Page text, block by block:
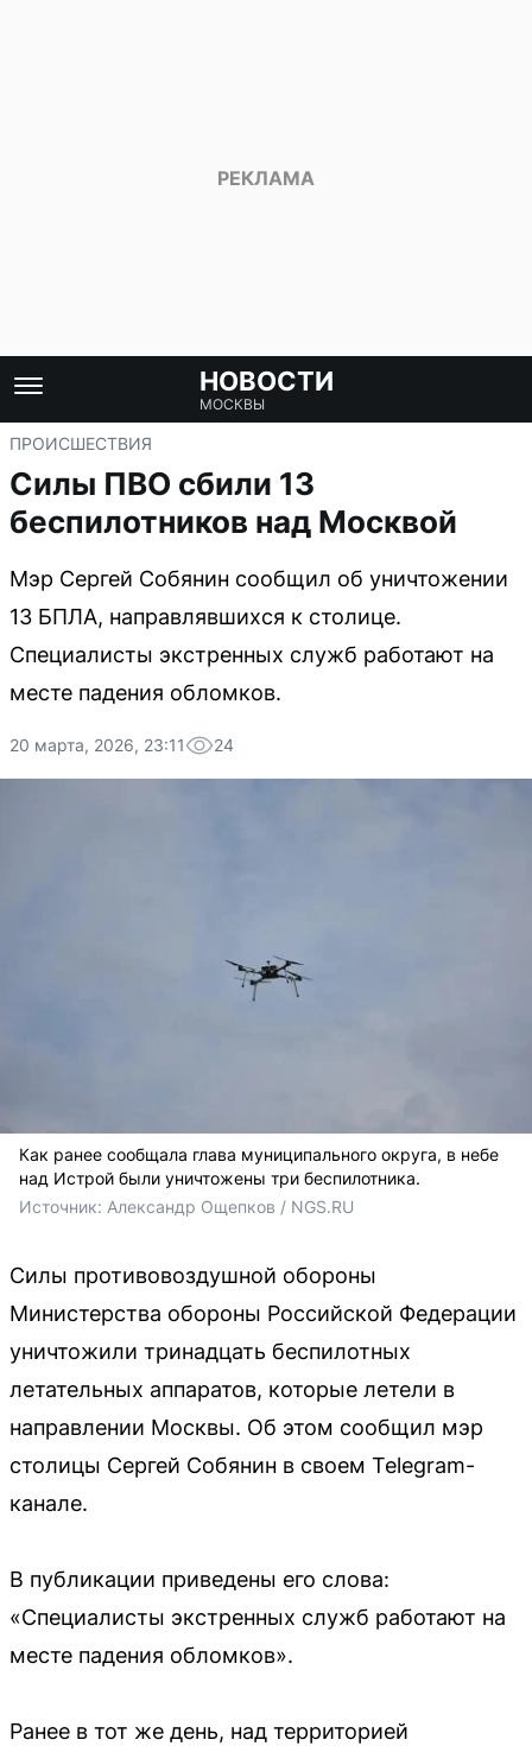
НОВОСТИ
МОСКВЫ
ПРОИСШЕСТВИЯ
Силы ПВО сбили 13
беспилотников над Москвой
Мэр Сергей Собянин сообщил об уничтожении
13 БПЛА, направлявшихся к столице.
Специалисты экстренных служб работают на
месте падения обломков.
20 марта, 2026, 23:11 24
Как ранее сообщала глава муниципального округа, в небе
над Истрой были уничтожены три беспилотника.
Источник: Александр Ощепков / NGS.RU
Силы противовоздушной обороны
Министерства обороны Российской Федерации
уничтожили тринадцать беспилотных
летательных аппаратов, которые летели в
направлении Москвы. Об этом сообщил мэр
столицы Сергей Собянин в своем Telegram-
канале.
В публикации приведены его слова:
«Специалисты экстренных служб работают на
месте падения обломков».
Ранее в тот же день, над территорией